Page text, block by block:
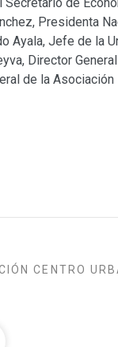
Presidenta
Ayala, Jefe de la
Director
de la
CENTRO